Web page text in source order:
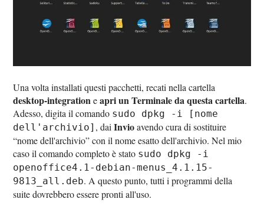
Una volta installati questi pacchetti, recati nella cartella
desktop-integrationeapri un Terminale da questa cartella.
Adesso, digita il comando sudo dpkg -i [nome
dell'archivio] , daiInvioavendo cura di sostituire
“nome dell'archivio” con il nome esatto dell'archivio. Nel mio
caso il comando completo è stato sudo dpkg -i
openoffice4.1-debian-menus_4.1.15-
9813_all.deb. A questo punto, tutti i programmi della
suite dovrebbero essere pronti all'uso.